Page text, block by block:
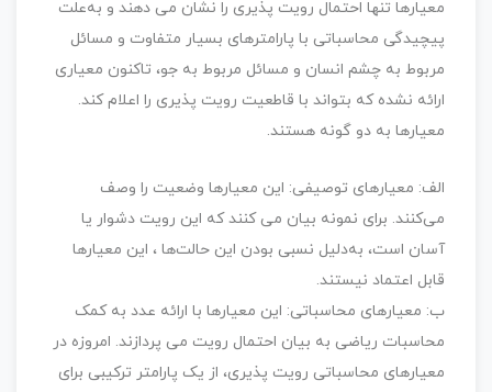
معیارها تنها احتمال رویت پذیری را نشان می دهند و به‌علت
پیچیدگی محاسباتی با پارامترهای بسیار متفاوت و مسائل
مربوط به چشم انسان و مسائل مربوط به جو، تاکنون معیاری
ارائه نشده که بتواند با قاطعیت رویت پذیری را اعلام کند.
معیارها به دو گونه هستند.
الف: معیارهای توصیفی: این معیارها وضعیت را وصف
می‌کنند. برای نمونه بیان می کنند که این رویت دشوار یا
آسان است، به‌دلیل نسبی بودن این حالت‌ها ، این معیارها
قابل اعتماد نیستند.
ب: معیارهای محاسباتی: این معیارها با ارائه عدد به کمک
محاسبات ریاضی به بیان احتمال رویت می پردازند. امروزه در
معیارهای محاسباتی رویت پذیری، از یک پارامتر ترکیبی برای